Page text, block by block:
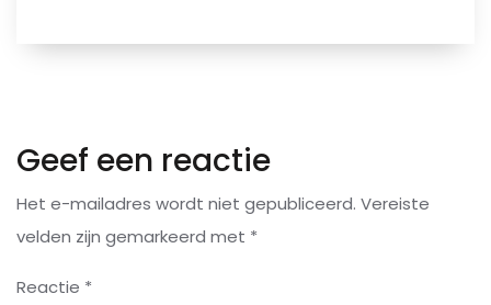
Geef een reactie
Het e-mailadres wordt niet gepubliceerd. Vereiste
velden zijn gemarkeerd met *
Reactie *